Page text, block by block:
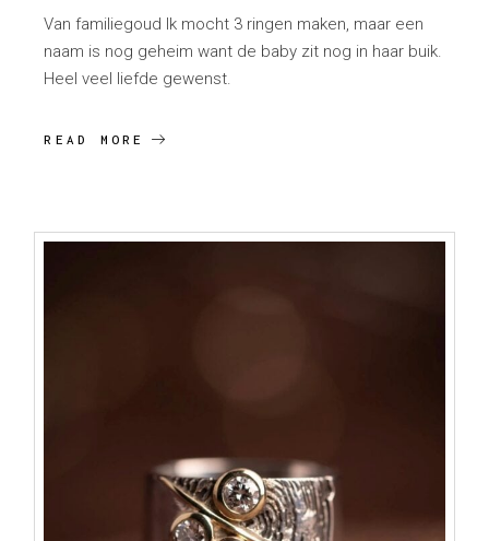
Van familiegoud Ik mocht 3 ringen maken, maar een
naam is nog geheim want de baby zit nog in haar buik.
Heel veel liefde gewenst.
READ MORE